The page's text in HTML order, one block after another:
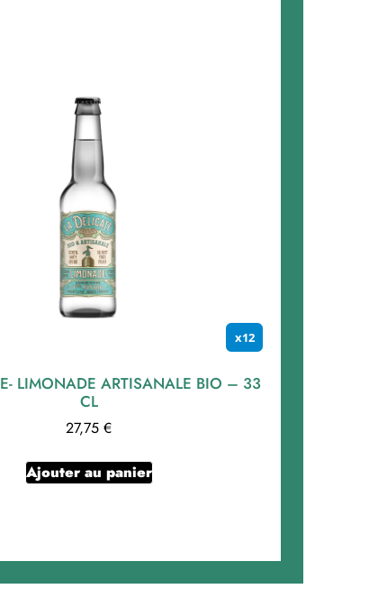
x12
LIMONADE ARTISANALE BIO – 33
CL
27,75 €
Ajouter au panier